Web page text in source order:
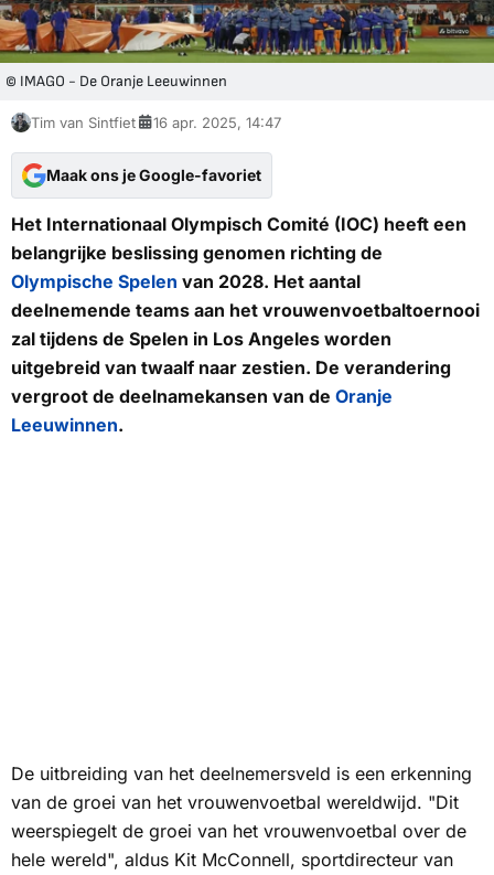
© IMAGO - De Oranje Leeuwinnen
Tim van Sintfiet 16 apr. 2025, 14:47
Maak ons je Google-favoriet
Het Internationaal Olympisch Comité (IOC) heeft een
belangrijke beslissing genomen richting de
Olympische Spelen van 2028. Het aantal
deelnemende teams aan het vrouwenvoetbaltoernooi
zal tijdens de Spelen in Los Angeles worden
uitgebreid van twaalf naar zestien. De verandering
vergroot de deelnamekansen van de Oranje
Leeuwinnen.
De uitbreiding van het deelnemersveld is een erkenning
van de groei van het vrouwenvoetbal wereldwijd. "Dit
weerspiegelt de groei van het vrouwenvoetbal over de
hele wereld", aldus Kit McConnell, sportdirecteur van